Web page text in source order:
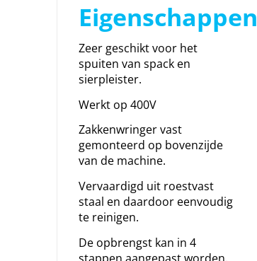
Eigenschappen
Zeer geschikt voor het
spuiten van spack en
sierpleister.
Werkt op 400V
Zakkenwringer vast
gemonteerd op bovenzijde
van de machine.
Vervaardigd uit roestvast
staal en daardoor eenvoudig
te reinigen.
De opbrengst kan in 4
stappen aangepast worden.